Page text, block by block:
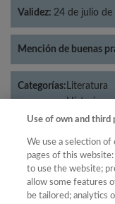
Validez: 24 de julio de
Mención de buenas
Categorías: Literatura
Historia
Año
Año
Use of own and third
We use a selection
pages of this
to use the website;
allow some features
be tailored; analytics